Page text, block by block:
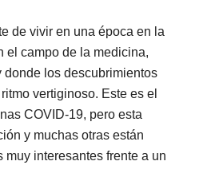
de vivir en una época en la
el campo de la medicina,
donde los descubrimientos
vertiginoso. Este es el
COVID-19, pero esta
y muchas otras están
muy interesantes frente a un